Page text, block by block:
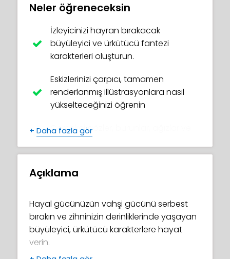
Neler öğreneceksin
İzleyicinizi hayran bırakacak
büyüleyici ve ürkütücü fantezi
karakterleri oluşturun.
Eskizlerinizi çarpıcı, tamamen
renderlanmış illüstrasyonlara nasıl
yükselteceğinizi öğrenin
Gerçekçi gözler, burunlar, ağızlar ve
nesneleri parlatan profesyonel
Sanat eserlerinize büyülü bir dokunuş
ekleyen güzel, büyüleyici efektler katın
+ Daha fazla gör
Açıklama
Hayal gücünüzün vahşi gücünü serbest
bırakın ve zihninizin derinliklerinde yaşayan
büyüleyici, ürkütücü karakterlere hayat
verin.